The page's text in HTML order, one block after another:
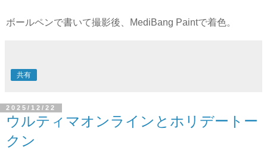
ボールペンで書いて撮影後、MediBang Paintで着色。
共有
2025/12/22
ウルティマオンラインとホリデートー
クン